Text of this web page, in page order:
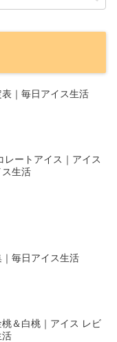
｜毎日アイス生活
レートアイス｜アイス
ス生活
毎日アイス生活
＆白桃｜アイス レビ
活